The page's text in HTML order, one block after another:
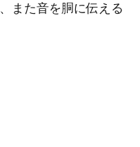
また音を胴に伝える